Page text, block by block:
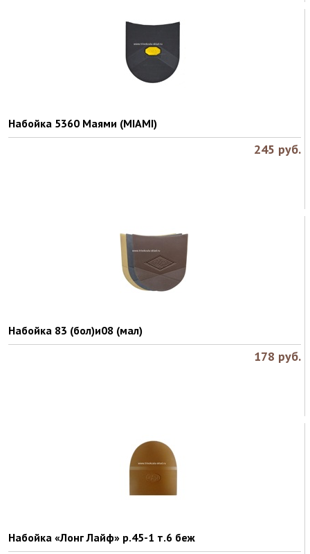
Набойка 5360 Маями (MIAMI)
245 руб.
Набойка 83 (бол)и08 (мал)
178 руб.
Набойка «Лонг Лайф» р.45-1 т.6 беж